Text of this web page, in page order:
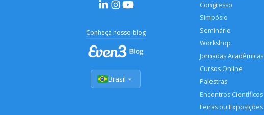
Conheça nosso blog
Brasil
Congresso
Simpósio
Seminário
Workshop
Jornadas Acadêmicas
Cursos Online
Palestras
Encontros Científicos
Feiras ou Exposições